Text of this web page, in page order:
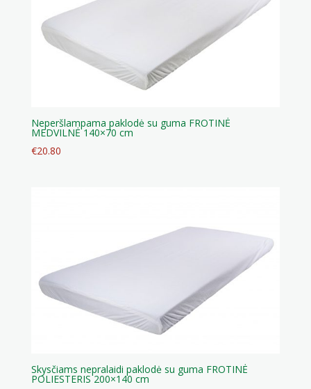
Neperšlampama paklodė su guma FROTINĖ
MEDVILNĖ 140×70 cm
€20.80
Skysčiams nepralaidi paklodė su guma FROTINĖ
POLIESTERIS 200×140 cm